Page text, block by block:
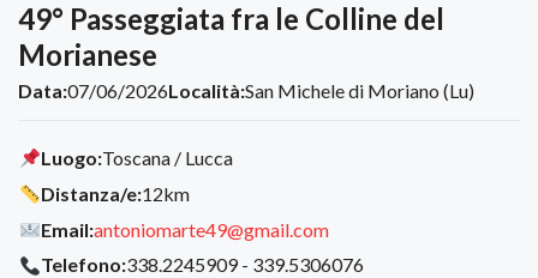
49° Passeggiata fra le Colline del
Morianese
Data:07/06/2026Località:San Michele di Moriano (Lu)
Luogo:Toscana / Lucca
Distanza/e:12km
Email:antoniomarte49@gmail.com
Telefono:338.2245909 - 339.5306076